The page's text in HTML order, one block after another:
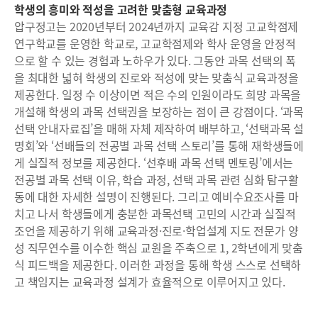
학생의 흥미와 적성을 고려한 맞춤형 교육과정
압구정고는 2020년부터 2024년까지 교육감 지정 고교학점제
연구학교를 운영한 학교로, 고교학점제와 학사 운영을 안정적
으로 할 수 있는 경험과 노하우가 있다. 그동안 과목 선택의 폭
을 최대한 넓혀 학생의 진로와 적성에 맞는 맞춤식 교육과정을
제공한다. 일정 수 이상이면 적은 수의 인원이라도 희망 과목을
개설해 학생의 과목 선택권을 보장하는 점이 큰 강점이다. ‘과목
선택 안내자료집’을 매해 자체 제작하여 배부하고, ‘선택과목 설
명회’와 ‘선배들의 전공별 과목 선택 스토리’를 통해 재학생들에
게 실질적 정보를 제공한다. ‘선후배 과목 선택 멘토링’에서는
전공별 과목 선택 이유, 학습 과정, 선택 과목 관련 심화 탐구활
동에 대한 자세한 설명이 진행된다. 그리고 예비수요조사를 마
치고 나서 학생들에게 충분한 과목선택 고민의 시간과 실질적
조언을 제공하기 위해 교육과정·진로·학업설계 지도 전문가 양
성 직무연수를 이수한 핵심 교원을 주축으로 1, 2학년에게 맞춤
식 피드백을 제공한다. 이러한 과정을 통해 학생 스스로 선택하
고 책임지는 교육과정 설계가 효율적으로 이루어지고 있다.